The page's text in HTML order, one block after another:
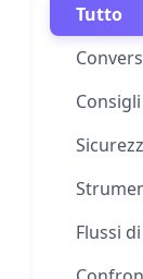
Tutto
Flussi